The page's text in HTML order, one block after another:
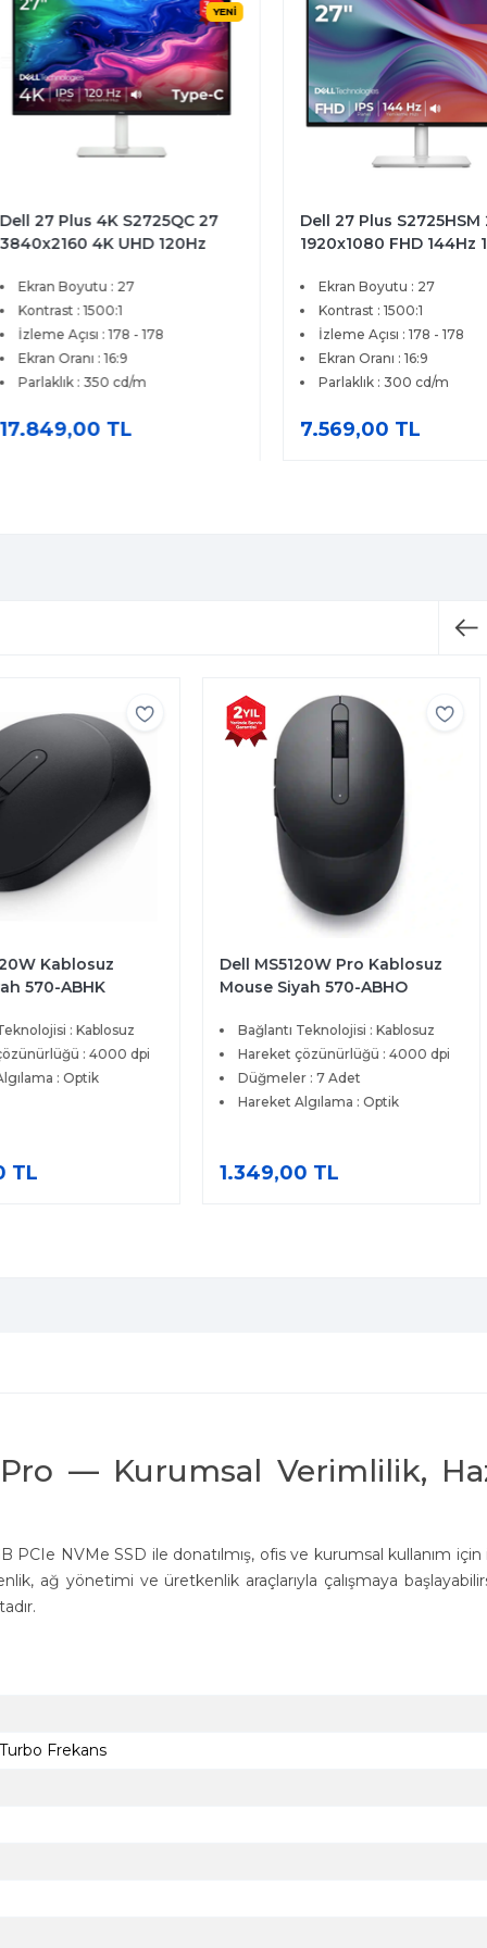
YENİ
27 Plus 4K S2725QC 27
4K UHD 120Hz
IPS Monitör
Boyutu : 27
: 1500:1
Açısı : 178 - 178
Oranı : 16:9
: 350 cd/m
TL
Dell 27 Plus S2725HSM 27
1920x1080 FHD 144Hz 1ms
Pivot Monitor
Ekran Boyutu : 27
Kontrast : 1500:1
İzleme Açısı : 178 - 178
Ekran Oranı : 16:9
Parlaklık : 300 cd/m
7.569,00 TL
Pro Kablosuz
Siyah 570-ABHO
Teknolojisi : Kablosuz
çözünürlüğü : 4000 dpi
: 7 Adet
TL
Dell KB216 Multimedia
Q USB İngilizce Klavye
Bağlantı Şekli : Kablolu
Numerik Tuş : Var
Aydınlatma : Yok
Mekanik : Yok
489,00 TL
Pro — Kurumsal Verimlilik,
PCIe NVMe SSD ile donatılmış, ofis ve kurumsal kullanım için
ağ yönetimi ve üretkenlik araçlarıyla çalışmaya
Frekans